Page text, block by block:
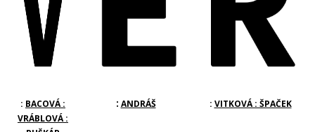
: BACOVÁ :
VRÁBLOVÁ :
: ANDRÁŠ : VITKOVÁ : ŠPAČEK